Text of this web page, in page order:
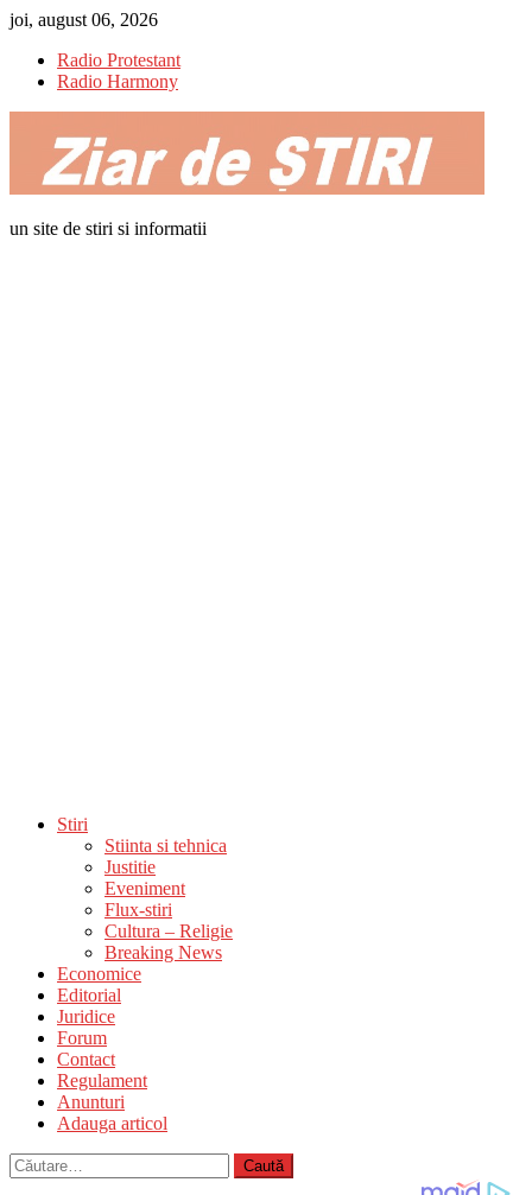
Skip
content
joi, august 06, 2026
Radio Protestant
Radio Harmony
un site de stiri si informatii
Stiri
Stiinta si tehnica
Justitie
Eveniment
Flux-stiri
Cultura – Religie
Breaking News
Economice
Editorial
Juridice
Forum
Contact
Regulament
Anunturi
Adauga articol
Caută
după: